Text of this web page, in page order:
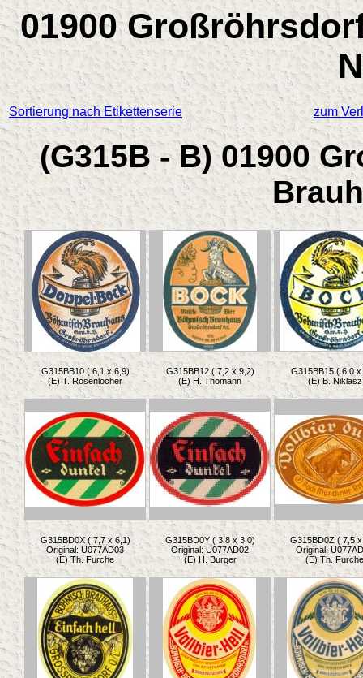
01900
Sortierung nach Etikettenserie zum
(G315B - B) 01900
G315BB10 ( 6,1 x 6,9)
(E) T. Rosenlöcher
G315BB12 ( 7,2 x 9,2)
(E) H. Thomann
G315BB15 ( 6,0 x
(E) B. Niklasz
G315BD0X ( 7,7 x 6,1)
Original: U077AD03
(E) Th. Furche
G315BD0Y ( 3,8 x 3,0)
Original: U077AD02
(E) H. Burger
G315BD0Z ( 7,5
Original:
(E) Th. Furche